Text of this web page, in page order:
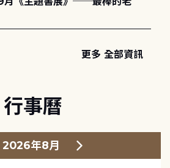
更多 全部資訊
行事曆
2026年8月